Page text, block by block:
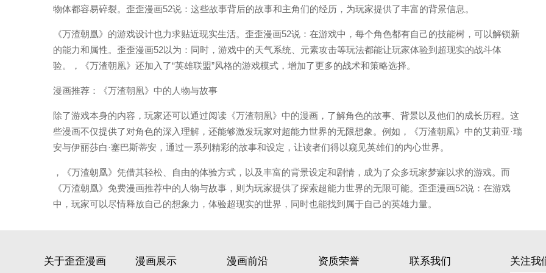
物体都容易碎裂。歪歪漫画52说：这些故事背后的故事和主角们的经历，为玩家提供了丰富的背景信息。
《万渣朝凰》的游戏设计也力求贴近现实生活。歪歪漫画52说：在游戏中，每个角色都有自己的技能树，可以解锁新
的能力和属性。歪歪漫画52以为：同时，游戏中的天气系统、元素攻击等玩法都能让玩家体验到超现实的战斗体
验。，《万渣朝凰》还加入了“英雄联盟”风格的游戏模式，增加了更多的战术和策略选择。
漫画推荐：《万渣朝凰》中的人物与故事
除了游戏本身的内容，玩家还可以通过阅读《万渣朝凰》中的漫画，了解角色的故事、背景以及他们的成长历程。这
些漫画不仅提供了对角色的深入理解，还能够激发玩家对超能力世界的无限想象。例如，《万渣朝凰》中的艾莉亚·瑞
安与伊丽莎白·塞巴斯蒂安，通过一系列精彩的故事和设定，让读者们得以窥见英雄们的内心世界。
，《万渣朝凰》凭借其轻松、自由的体验方式，以及丰富的背景设定和剧情，成为了众多玩家梦寐以求的游戏。而
《万渣朝凰》免费漫画推荐中的人物与故事，则为玩家提供了探索超能力世界的无限可能。歪歪漫画52说：在游戏
中，玩家可以尽情释放自己的想象力，体验超现实的世界，同时也能找到属于自己的英雄力量。
关于歪歪漫画 漫画展示 漫画前沿 资质荣誉 联系我们 关注我